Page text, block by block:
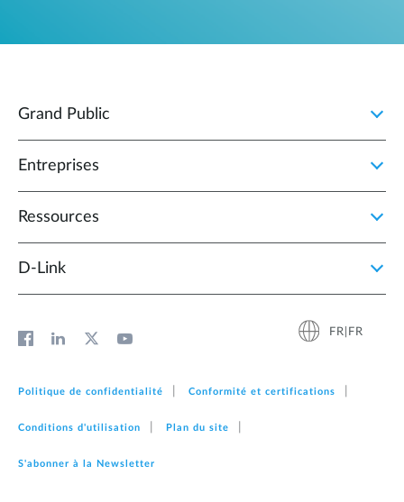
Grand Public
Entreprises
Ressources
D‑Link
FR|FR
Politique de confidentialité Conformité et certifications
Conditions d'utilisation Plan du site
S'abonner à la Newsletter